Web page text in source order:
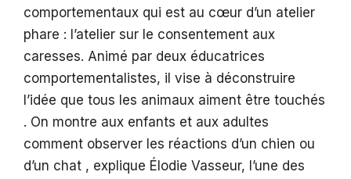
comportementaux qui est au cœur d’un atelier
phare : l’atelier sur le consentement aux
caresses. Animé par deux éducatrices
comportementalistes, il vise à déconstruire
l’idée que tous les animaux aiment être touchés
. On montre aux enfants et aux adultes
comment observer les réactions d’un chien ou
d’un chat , explique Élodie Vasseur, l’une des